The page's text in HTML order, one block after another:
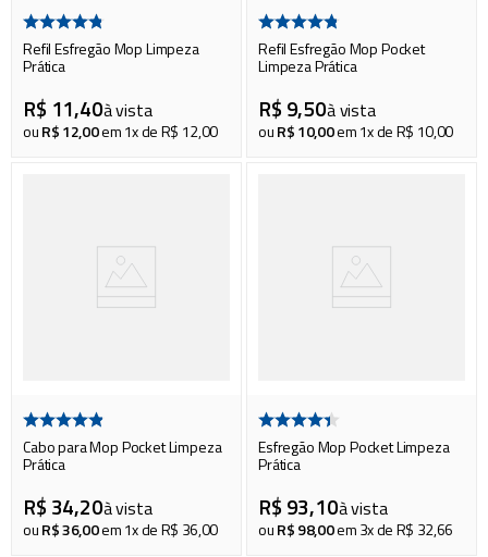
Refil Esfregão Mop Limpeza
Prática
R$ 11,40à vista
ouR$12,00em1x deR$ 12,00
Refil Esfregão Mop Pocket
Limpeza Prática
R$ 9,50à vista
ouR$10,00em1x deR$ 10,00
Cabo para Mop Pocket Limpeza
Prática
R$ 34,20à vista
ouR$36,00em1x deR$ 36,00
Esfregão Mop Pocket Limpeza
Prática
R$ 93,10à vista
ouR$98,00em3x deR$ 32,66